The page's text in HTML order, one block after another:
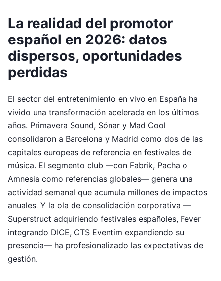
La realidad del promotor
español en 2026: datos
dispersos, oportunidades
perdidas
El sector del entretenimiento en vivo en España ha
vivido una transformación acelerada en los últimos
años. Primavera Sound, Sónar y Mad Cool
consolidaron a Barcelona y Madrid como dos de las
capitales europeas de referencia en festivales de
música. El segmento club —con Fabrik, Pacha o
Amnesia como referencias globales— genera una
actividad semanal que acumula millones de impactos
anuales. Y la ola de consolidación corporativa —
Superstruct adquiriendo festivales españoles, Fever
integrando DICE, CTS Eventim expandiendo su
presencia— ha profesionalizado las expectativas de
gestión.